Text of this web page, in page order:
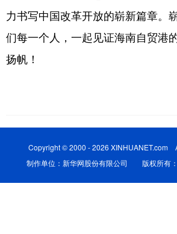
力书写中国改革开放的崭新篇章。
们每一个人，一起见证海南自贸港
扬帆！
Copyright © 2000 - 2026 XINHUANET.com
制作单位：新华网股份有限公司 版权所有：